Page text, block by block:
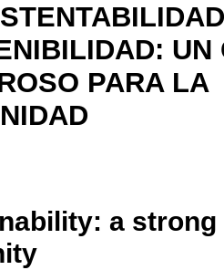
UN
PARA LA
a